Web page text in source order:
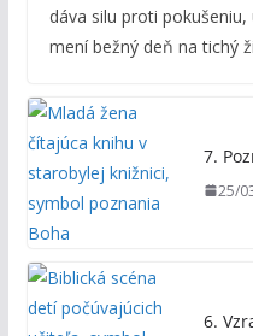
dáva silu proti
mení bežný deň na tichý
7.
25/
6.